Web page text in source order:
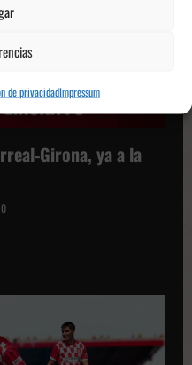
de privacidadImpressum
Girona, ya a la
0